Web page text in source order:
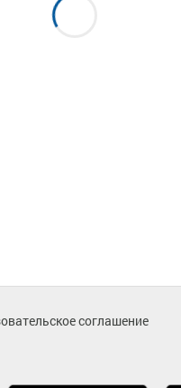
соглашение